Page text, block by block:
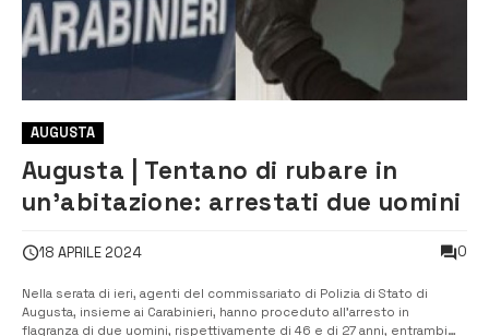
AUGUSTA
Augusta | Tentano di rubare in
un’abitazione: arrestati due uomini
18 APRILE 2024 0
Nella serata di ieri, agenti del commissariato di Polizia di Stato di
Augusta, insieme ai Carabinieri, hanno proceduto all’arresto in
flagranza di due uomini, rispettivamente di 46 e di 27 anni, entrambi